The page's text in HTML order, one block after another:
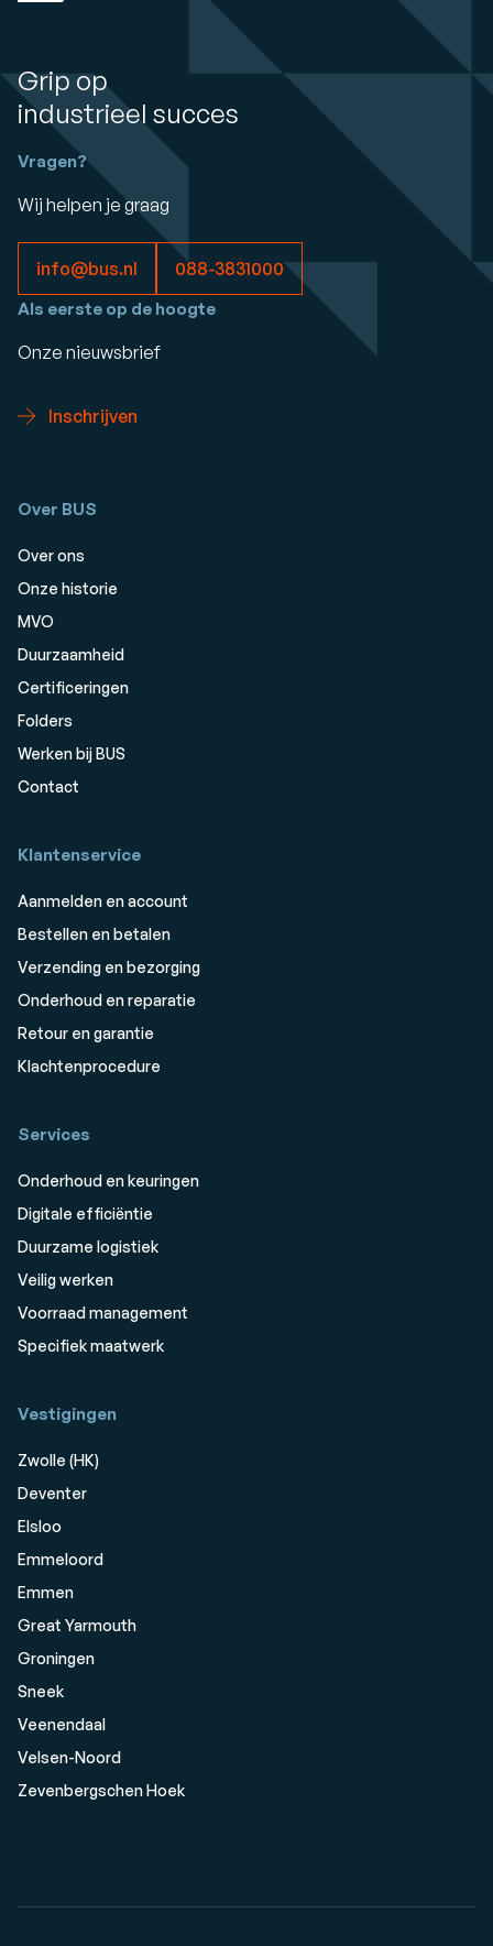
Grip op
industrieel succes
Vragen?
Wij helpen je graag
info@bus.nl 088-3831000
Als eerste op de hoogte
Onze nieuwsbrief
Inschrijven
Over BUS
Over ons
Onze historie
MVO
Duurzaamheid
Certificeringen
Folders
Werken bij BUS
Contact
Klantenservice
Aanmelden en account
Bestellen en betalen
Verzending en bezorging
Onderhoud en reparatie
Retour en garantie
Klachtenprocedure
Services
Onderhoud en keuringen
Digitale efficiëntie
Duurzame logistiek
Veilig werken
Voorraad management
Specifiek maatwerk
Vestigingen
Zwolle (HK)
Deventer
Elsloo
Emmeloord
Emmen
Great Yarmouth
Groningen
Sneek
Veenendaal
Velsen-Noord
Zevenbergschen Hoek